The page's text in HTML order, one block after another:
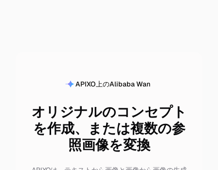
APIXO上のAlibaba Wan
オリジナルのコンセプト
を作成、または複数の参
照画像を変換